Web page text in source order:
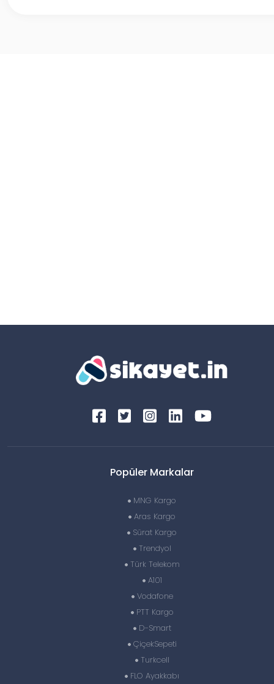
Popüler Markalar
MNG Kargo
Aras Kargo
Sürat Kargo
Trendyol
Türk Telekom
A101
Vodafone
PTT Kargo
D-Smart
ÇiçekSepeti
Turkcell
FLO Ayakkabı